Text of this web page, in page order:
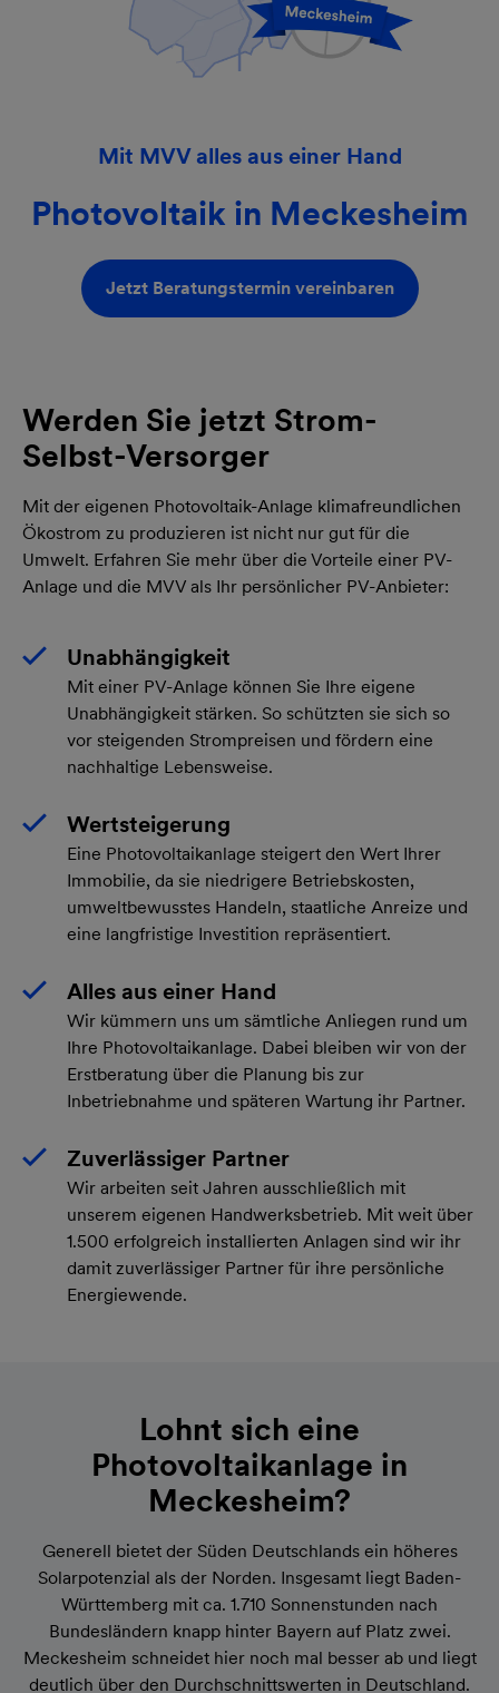
Mit MVV alles aus einer Hand
Photovoltaik in Meckesheim
Jetzt Beratungstermin vereinbaren
Werden Sie jetzt Strom-
Selbst-Versorger
Mit der eigenen Photovoltaik-Anlage klimafreundlichen
Ökostrom zu produzieren ist nicht nur gut für die
Umwelt. Erfahren Sie mehr über die Vorteile einer PV-
Anlage und die MVV als Ihr persönlicher PV-Anbieter:
Unabhängigkeit
Mit einer PV-Anlage können Sie Ihre eigene
Unabhängigkeit stärken. So schützten sie sich so
vor steigenden Strompreisen und fördern eine
nachhaltige Lebensweise.
Wertsteigerung
Eine Photovoltaikanlage steigert den Wert Ihrer
Immobilie, da sie niedrigere Betriebskosten,
umweltbewusstes Handeln, staatliche Anreize und
eine langfristige Investition repräsentiert.
Alles aus einer Hand
Wir kümmern uns um sämtliche Anliegen rund um
Ihre Photovoltaikanlage. Dabei bleiben wir von der
Erstberatung über die Planung bis zur
Inbetriebnahme und späteren Wartung ihr Partner.
Zuverlässiger Partner
Wir arbeiten seit Jahren ausschließlich mit
unserem eigenen Handwerksbetrieb. Mit weit über
1.500 erfolgreich installierten Anlagen sind wir ihr
damit zuverlässiger Partner für ihre persönliche
Energiewende.
Lohnt sich eine
Photovoltaikanlage in
Meckesheim?
Generell bietet der Süden Deutschlands ein höheres
Solarpotenzial als der Norden. Insgesamt liegt Baden-
Württemberg mit ca. 1.710 Sonnenstunden nach
Bundesländern knapp hinter Bayern auf Platz zwei.
Meckesheim schneidet hier noch mal besser ab und liegt
deutlich über den Durchschnittswerten in Deutschland.